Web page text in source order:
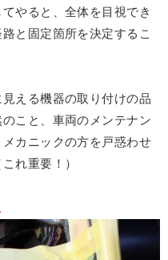
やると、全体を目視でき
と固定箇所を決定するこ
える機器の取り付けの品
こと、車両のメンテナン
カニックの方を戸惑わせ
れ重要！）